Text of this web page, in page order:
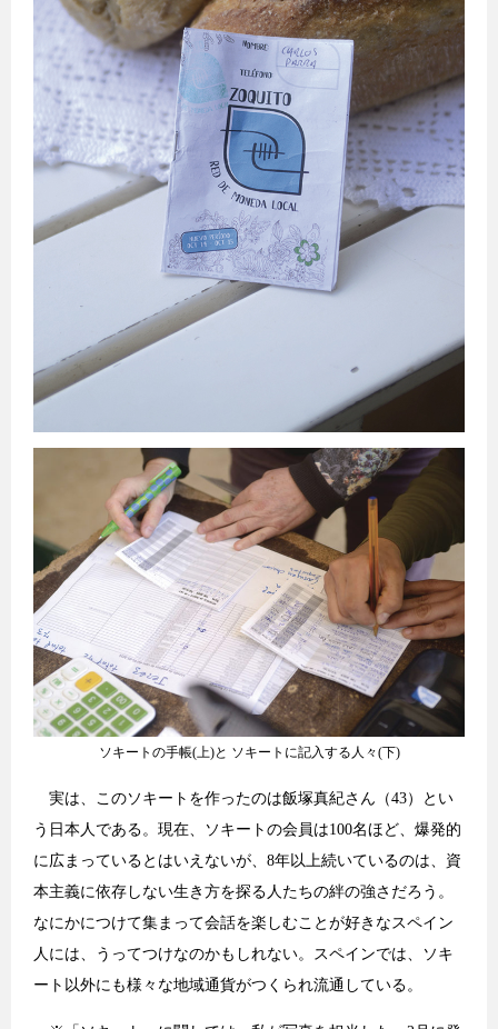
ソキートの手帳(上)と ソキートに記入する人々(下)
実は、このソキートを作ったのは飯塚真紀さん（43）とい
う日本人である。現在、ソキートの会員は100名ほど、爆発的
に広まっているとはいえないが、8年以上続いているのは、資
本主義に依存しない生き方を探る人たちの絆の強さだろう。
なにかにつけて集まって会話を楽しむことが好きなスペイン
人には、うってつけなのかもしれない。スペインでは、ソキ
ート以外にも様々な地域通貨がつくられ流通している。